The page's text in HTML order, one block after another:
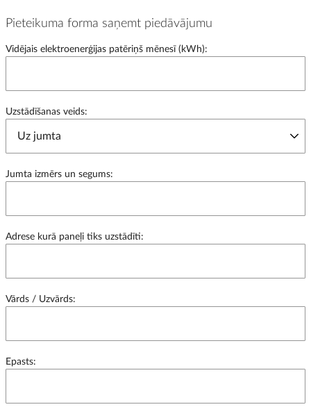
Pieteikuma forma saņemt piedāvājumu
Vidējais elektroenerģijas patēriņš mēnesī (kWh):
Uzstādīšanas veids:
Jumta izmērs un segums:
Adrese kurā paneļi tiks uzstādīti:
Vārds / Uzvārds:
Epasts: